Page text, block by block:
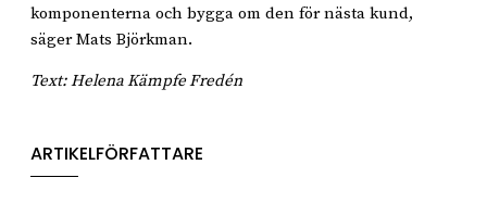
komponenterna och bygga om den för nästa kund,
säger Mats Björkman.
Text: Helena Kämpfe Fredén
ARTIKELFÖRFATTARE